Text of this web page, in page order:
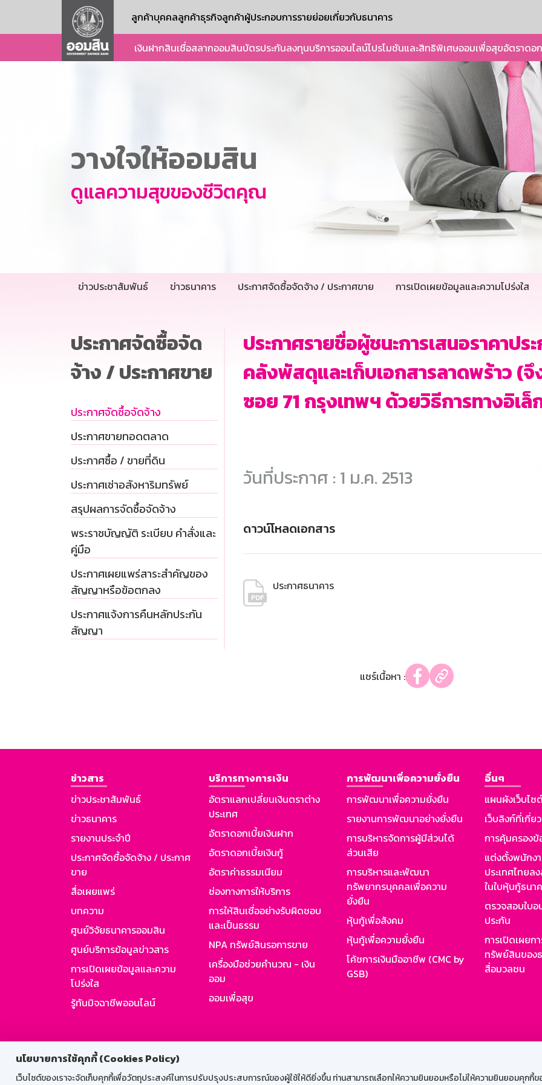
นโยบายการใช้คุกกี้ (Cookies Policy)
เว็บไซต์ของเราจะจัดเก็บคุกกี้เพื่อวัตถุประสงค์ในการปรับปรุงประสบการณ์ของผู้ใช้ให้ดียิ่งขึ้น ท่านสามารถเลือกให้ความยินยอมหรือไม่ให้ความยินยอมคุกกี้ข
ลูกค้าบุคคลลูกค้าธุรกิจลูกค้าผู้ประกอบการรายย่อยเกี่ยวกับธนาคาร
เงินฝากสินเชื่อสลากออมสินบัตรประกันลงทุนบริการออนไลน์โปรโมชันและสิทธิพิเศษออมเพื่อสุขอัตราดอ
วางใจให้ออมสิน
ดูแลความสุขของชีวิตคุณ
ข่าวประชาสัมพันธ์ ข่าวธนาคาร ประกาศจัดซื้อจัดจ้าง / ประกาศขาย การเปิดเผยข้อมูลและความโปร่งใส
ประกาศจัดซื้อจัด
จ้าง / ประกาศขาย
ประกาศจัดซื้อจัดจ้าง
ประกาศขายทอดตลาด
ประกาศซื้อ / ขายที่ดิน
ประกาศเช่าอสังหาริมทรัพย์
สรุปผลการจัดซื้อจัดจ้าง
พระราชบัญญัติ ระเบียบ คำสั่งและ
คู่มือ
ประกาศเผยแพร่สาระสำคัญของ
สัญญาหรือข้อตกลง
ประกาศแจ้งการคืนหลักประกัน
สัญญา
ประกาศรายชื่อผู้ชนะการเสนอราคาป
คลังพัสดุและเก็บเอกสารลาดพร้าว (
ซอย 71 กรุงเทพฯ ด้วยวิธีการทางอิเ
วันที่ประกาศ : 1 ม.ค. 2513
ดาวน์โหลดเอกสาร
ประกาศธนาคาร
แชร์เนื้อหา :
ข่าวสาร
ข่าวประชาสัมพันธ์
ข่าวธนาคาร
รายงานประจำปี
ประกาศจัดซื้อจัดจ้าง / ประกาศ
ขาย
สื่อเผยแพร่
บทความ
ศูนย์วิจัยธนาคารออมสิน
ศูนย์บริการข้อมูลข่าวสาร
การเปิดเผยข้อมูลและความ
โปร่งใส
รู้ทันมิจฉาชีพออนไลน์
บริการทางการเงิน
อัตราแลกเปลี่ยนเงินตราต่าง
ประเทศ
อัตราดอกเบี้ยเงินฝาก
อัตราดอกเบี้ยเงินกู้
อัตราค่าธรรมเนียม
ช่องทางการให้บริการ
การให้สินเชื่ออย่างรับผิดชอบ
และเป็นธรรม
NPA ทรัพย์สินรอการขาย
เครื่องมือช่วยคำนวณ - เงิน
ออม
ออมเพื่อสุข
การพัฒนาเพื่อความยั่งยืน
การพัฒนาเพื่อความยั่งยืน
รายงานการพัฒนาอย่างยั่งยืน
การบริหารจัดการผู้มีส่วนได้
ส่วนเสีย
การบริหารและพัฒนา
ทรัพยากรบุคคลเพื่อความ
ยั่งยืน
หุ้นกู้เพื่อสังคม
หุ้นกู้เพื่อความยั่งยืน
โค้ชการเงินมืออาชีพ (CMC by
GSB)
อื่นๆ
แผนผังเว็บไซ
เว็บลิงก์ที่เกี่ย
การคุ้มครอง
แต่งตั้งพนักง
ประเทศไทยล
ในใบหุ้นกู้ธนา
ตรวจสอบใบ
ประกัน
การเปิดเผยก
ทรัพย์สินของ
สื่อมวลชน